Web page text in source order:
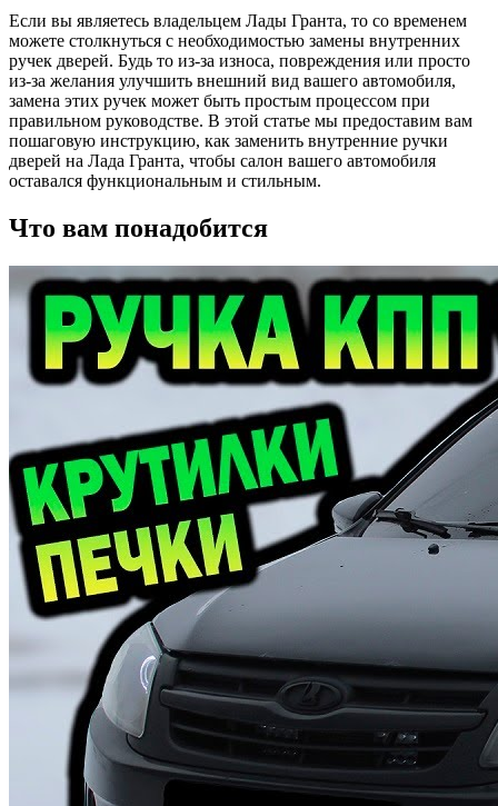
Если вы являетесь владельцем Лады Гранта, то со временем
можете столкнуться с необходимостью замены внутренних
ручек дверей. Будь то из-за износа, повреждения или просто
из-за желания улучшить внешний вид вашего автомобиля,
замена этих ручек может быть простым процессом при
правильном руководстве. В этой статье мы предоставим вам
пошаговую инструкцию, как заменить внутренние ручки
дверей на Лада Гранта, чтобы салон вашего автомобиля
оставался функциональным и стильным.
Что вам понадобится